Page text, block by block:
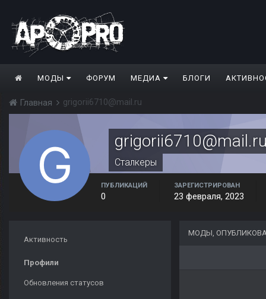
МОДЫ ФОРУМ МЕДИА БЛОГИ
Главная grigorii6710@mail.ru
Сталкеры
ПУБЛИКАЦИЙ
0
ЗАРЕГИСТРИРОВАН
23 февраля, 2023
Активность
Профили
Обновления статусов
МОДЫ,